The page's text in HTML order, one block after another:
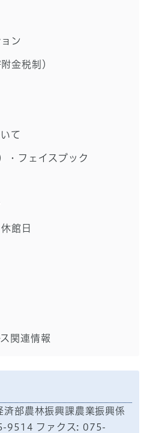
ン
金税制）
て
・フェイスブック
館日
関連情報
部農林振興課農業振興係
ファクス: 075-